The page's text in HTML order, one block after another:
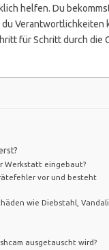
helfen. Du
für Schritt durch die
Werkstatt eingebaut?
vor und besteht
wie Diebstahl,
ausgetauscht wird?